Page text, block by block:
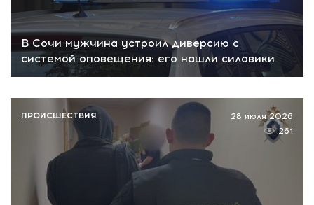
В Сочи мужчина устроил диверсию с
системой оповещения: его нашли силовики
28 июля 2026
261
ПРОИСШЕСТВИЯ